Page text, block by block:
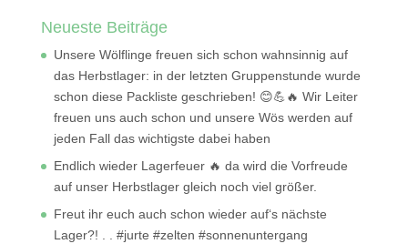
Neueste Beiträge
Unsere Wölflinge freuen sich schon wahnsinnig auf
das Herbstlager: in der letzten Gruppenstunde wurde
schon diese Packliste geschrieben! 😊💪🔥 Wir Leiter
freuen uns auch schon und unsere Wös werden auf
jeden Fall das wichtigste dabei haben
Endlich wieder Lagerfeuer 🔥 da wird die Vorfreude
auf unser Herbstlager gleich noch viel größer.
Freut ihr euch auch schon wieder auf‘s nächste
Lager?! . . #jurte #zelten #sonnenuntergang